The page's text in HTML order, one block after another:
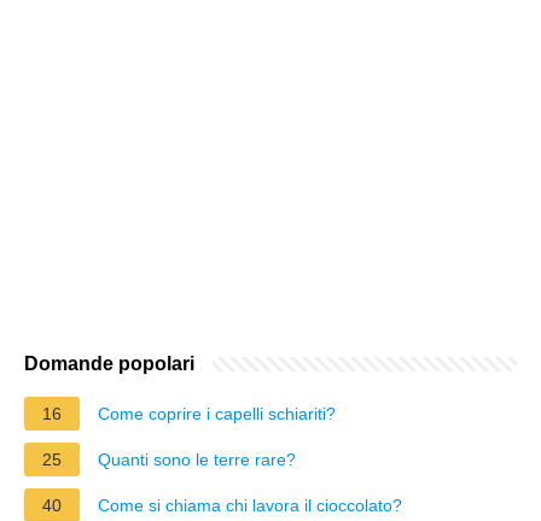
Domande popolari
16 Come coprire i capelli schiariti?
25 Quanti sono le terre rare?
40 Come si chiama chi lavora il cioccolato?